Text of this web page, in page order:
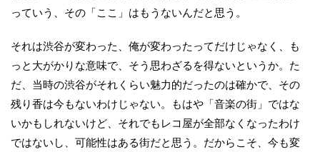
っていう、その「ここ」はもうないんだと思う。
それは渋谷が変わった、俺が変わったってだけじゃなく、も
っと大がかりな意味で、そう思わざるを得ないというか。た
だ、当時の渋谷がそれくらい魅力的だったのは確かで、その
残り香は今もないわけじゃない。もはや「音楽の街」ではな
いかもしれないけど、それでもレコ屋が全部なくなったわけ
ではないし、可能性はある街だと思う。だからこそ、今も変